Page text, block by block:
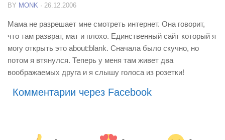
BY MONK · 26.12.2006
Мама не разрешает мне смотреть интернет. Она говорит,
что там разврат, мат и плохо. Единственный сайт который я
могу открыть это about:blank. Сначала было скучно, но
потом я втянулся. Теперь у меня там живет два
воображаемых друга и я слышу голоса из розетки!
Комментарии через Facebook